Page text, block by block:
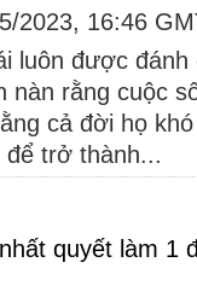
2023, 16:46
luôn được
nàn rằng cuộc
cả đời họ
để trở thành...
quyết làm 1